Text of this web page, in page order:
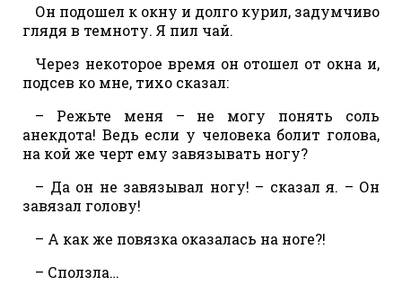
Он подошел к окну и долго курил, задумчиво
глядя в темноту. Я пил чай.
Через некоторое время он отошел от окна и,
подсев ко мне, тихо сказал:
– Режьте меня – не могу понять соль
анекдота! Ведь если у человека болит голова,
на кой же черт ему завязывать ногу?
– Да он не завязывал ногу! – сказал я. – Он
завязал голову!
– А как же повязка оказалась на ноге?!
– Сползла…